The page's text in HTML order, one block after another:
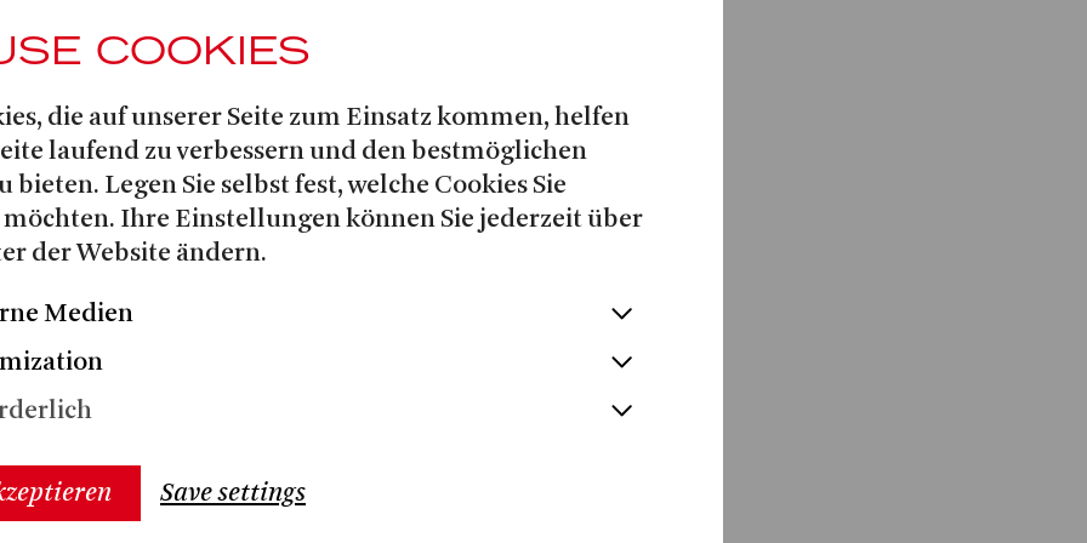
OF SEVILLE
COOKIES
die auf unserer Seite zum Einsatz kommen, helfen
laufend zu verbessern und den bestmöglichen
bieten. Legen Sie selbst fest, welche Cookies Sie
möchten. Ihre Einstellungen können Sie jederzeit über
der Website ändern.
Medien
Save settings